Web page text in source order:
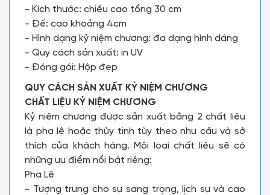
- Kích thước: chiều cao tổng 30 cm
- Đế: cao khoảng 4cm
- Hình dạng kỷ niệm chương: đa dạng hình dáng
- Quy cách sản xuất: in UV
- Đóng gói: Hộp đẹp
QUY CÁCH SẢN XUẤT KỶ NIỆM CHƯƠNG
CHẤT LIỆU KỶ NIỆM CHƯƠNG
Kỷ niệm chương được sản xuất bằng 2 chất liệu
là pha lê hoặc thủy tinh tùy theo nhu cầu và sở
thích của khách hàng. Mỗi loại chất liệu sẽ có
những ưu điểm nổi bật riêng:
Pha Lê
- Tượng trưng cho sự sang trọng, lịch sự và cao